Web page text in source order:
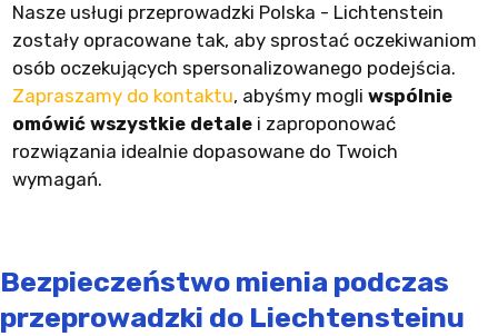
Nasze usługi przeprowadzki Polska - Lichtenstein
zostały opracowane tak, aby sprostać oczekiwaniom
osób oczekujących spersonalizowanego podejścia.
Zapraszamy do kontaktu, abyśmy mogli wspólnie
omówić wszystkie detalei zaproponować
rozwiązania idealnie dopasowane do Twoich
wymagań.
Bezpieczeństwo mienia podczas
przeprowadzki do Liechtensteinu